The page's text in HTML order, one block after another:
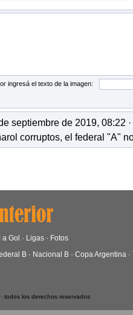
ingresá el texto de la imagen:
septiembre de 2019, 08:22 ·
corruptos, el federal "A"
a Gol · Ligas · Fotos
B · Nacional B · Copa Argentina ·
todos los derechos reservados